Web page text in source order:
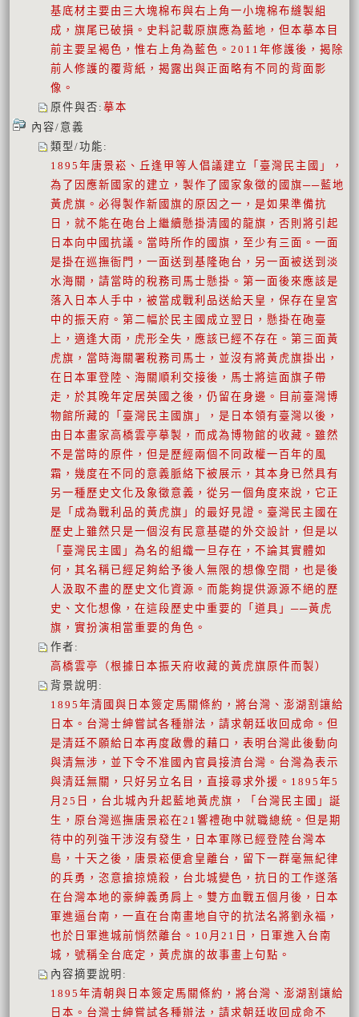
基底材主要由三大塊棉布與右上角一小塊棉布縫製組
成，旗尾已破損。史料記載原旗應為藍地，但本摹本目
前主要呈褐色，惟右上角為藍色。2011年修護後，揭除
前人修護的覆背紙，揭露出與正面略有不同的背面影
像。
原件與否 : 摹本
內容/意義
類型/功能 :
1895年唐景崧、丘逢甲等人倡議建立「臺灣民主國」，
為了因應新國家的建立，製作了國家象徵的國旗──藍地
黃虎旗。必得製作新國旗的原因之一，是如果準備抗
日，就不能在砲台上繼續懸掛清國的龍旗，否則將引起
日本向中國抗議。當時所作的國旗，至少有三面。一面
是掛在巡撫衙門，一面送到基隆砲台，另一面被送到淡
水海關，請當時的稅務司馬士懸掛。第一面後來應該是
落入日本人手中，被當成戰利品送給天皇，保存在皇宮
中的振天府。第二幅於民主國成立翌日，懸掛在砲臺
上，適逢大雨，虎形全失，應該已經不存在。第三面黃
虎旗，當時海關署稅務司馬士，並沒有將黃虎旗掛出，
在日本軍登陸、海關順利交接後，馬士將這面旗子帶
走，於其晚年定居英國之後，仍留在身邊。目前臺灣博
物館所藏的「臺灣民主國旗」，是日本領有臺灣以後，
由日本畫家高橋雲亭摹製，而成為博物館的收藏。雖然
不是當時的原件，但是歷經兩個不同政權一百年的風
霜，幾度在不同的意義脈絡下被展示，其本身已然具有
另一種歷史文化及象徵意義，從另一個角度來說，它正
是「成為戰利品的黃虎旗」的最好見證。臺灣民主國在
歷史上雖然只是一個沒有民意基礎的外交設計，但是以
「臺灣民主國」為名的組織一旦存在，不論其實體如
何，其名稱已經足夠給予後人無限的想像空間，也是後
人汲取不盡的歷史文化資源。而能夠提供源源不絕的歷
史、文化想像，在這段歷史中重要的「道具」──黃虎
旗，實扮演相當重要的角色。
作者 :
高橋雲亭（根據日本振天府收藏的黃虎旗原件而製）
背景說明 :
1895年清國與日本簽定馬關條約，將台灣、澎湖割讓給
日本。台灣士紳嘗試各種辦法，請求朝廷收回成命。但
是清廷不願給日本再度啟釁的藉口，表明台灣此後動向
與清無涉，並下令不准國內官員接濟台灣。台灣為表示
與清廷無關，只好另立名目，直接尋求外援。1895年5
月25日，台北城內升起藍地黃虎旗，「台灣民主國」誕
生，原台灣巡撫唐景崧在21響禮砲中就職總統。但是期
待中的列強干涉沒有發生，日本軍隊已經登陸台灣本
島，十天之後，唐景崧便倉皇離台，留下一群毫無紀律
的兵勇，恣意搶掠燒殺，台北城變色，抗日的工作遂落
在台灣本地的豪紳義勇肩上。雙方血戰五個月後，日本
軍進逼台南，一直在台南畫地自守的抗法名將劉永福，
也於日軍進城前悄然離台。10月21日，日軍進入台南
城，號稱全台底定，黃虎旗的故事畫上句點。
內容摘要說明 :
1895年清朝與日本簽定馬關條約，將台灣、澎湖割讓給
日本。台灣士紳嘗試各種辦法，請求朝廷收回成命不